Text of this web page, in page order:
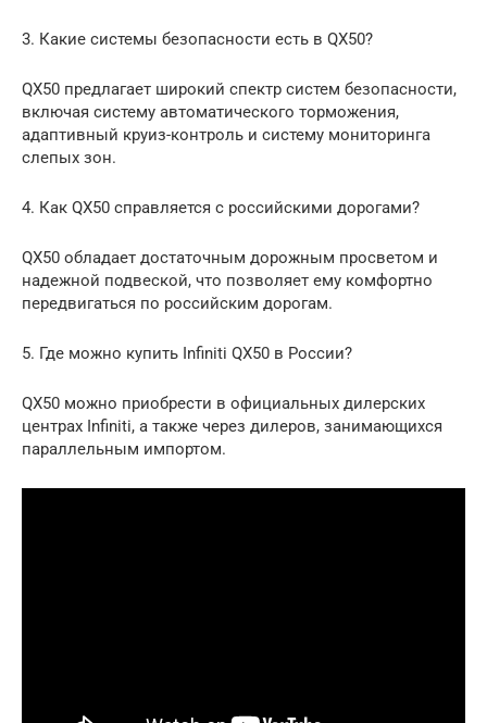
3. Какие системы безопасности есть в QX50?
QX50 предлагает широкий спектр систем безопасности,
включая систему автоматического торможения,
адаптивный круиз-контроль и систему мониторинга
слепых зон.
4. Как QX50 справляется с российскими дорогами?
QX50 обладает достаточным дорожным просветом и
надежной подвеской, что позволяет ему комфортно
передвигаться по российским дорогам.
5. Где можно купить Infiniti QX50 в России?
QX50 можно приобрести в официальных дилерских
центрах Infiniti, а также через дилеров, занимающихся
параллельным импортом.